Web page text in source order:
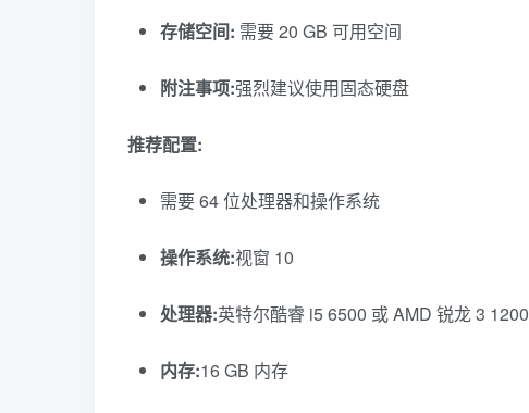
存储空间: 需要 20 GB 可用空间
附注事项:强烈建议使用固态硬盘
推荐配置:
需要 64 位处理器和操作系统
操作系统:视窗 10
处理器:英特尔酷睿 i5 6500 或 AMD 锐龙 3 1200
内存:16 GB 内存